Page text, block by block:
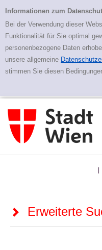
Erweiterte Suche
Informationen zum
Bei der Verwendung dieser
Funktionalität für Sie optimal
personenbezogene Daten
unsere allgemeine
stimmen Sie diesen
|
Erweiterte